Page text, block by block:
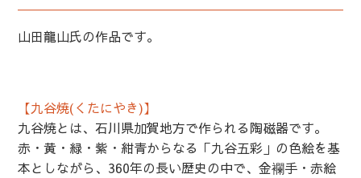
山田龍山氏の作品です。
【九谷焼(くたにやき)】
九谷焼とは、石川県加賀地方で作られる陶磁器です。
赤・黄・緑・紫・紺青からなる「九谷五彩」の色絵を基
本としながら、360年の長い歴史の中で、金襴手・赤絵